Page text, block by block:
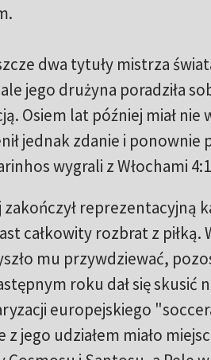
dwa tytuły mistrza
jego drużyna poradziła
Osiem lat później miał
jednak zdanie i
wygrali z Włochami
reprezentacyjną
całkowity rozbrat z piłką.
mu przywdziewać,
roku dał się skusić
europejskiego
jego udziałem miało